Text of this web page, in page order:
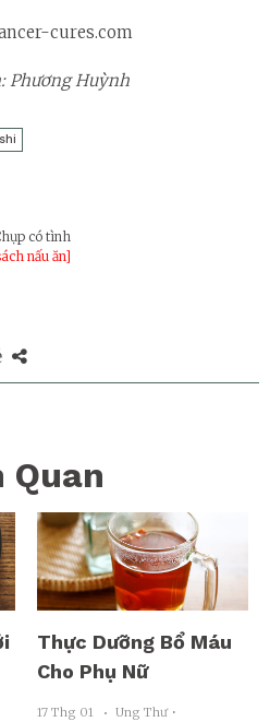
cures.com
Phương Huỳnh
có tình
nấu ăn]
Quan
Thực Dưỡng Bổ Máu
Cho Phụ Nữ
17 Thg 01 Ung Thư ･